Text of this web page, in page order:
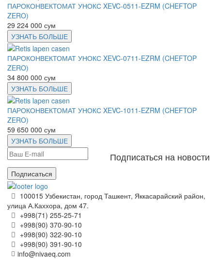
ПАРОКОНВЕКТОМАТ УНОКС XEVC-0511-EZRM (CHEFTOP
ZERO)
29 224 000 сум
УЗНАТЬ БОЛЬШЕ
ПАРОКОНВЕКТОМАТ УНОКС XEVC-0711-EZRM (CHEFTOP
ZERO)
34 800 000 сум
УЗНАТЬ БОЛЬШЕ
ПАРОКОНВЕКТОМАТ УНОКС XEVC-1011-EZRM (CHEFTOP
ZERO)
59 650 000 сум
УЗНАТЬ БОЛЬШЕ
Подписаться на новости
Подписаться
100015 Узбекистан, город Ташкент, Яккасарайский район,
улица А.Каххора, дом 47.
+998(71) 255-25-71
+998(90) 370-90-10
+998(90) 322-90-10
+998(90) 391-90-10
info@nivaeq.com